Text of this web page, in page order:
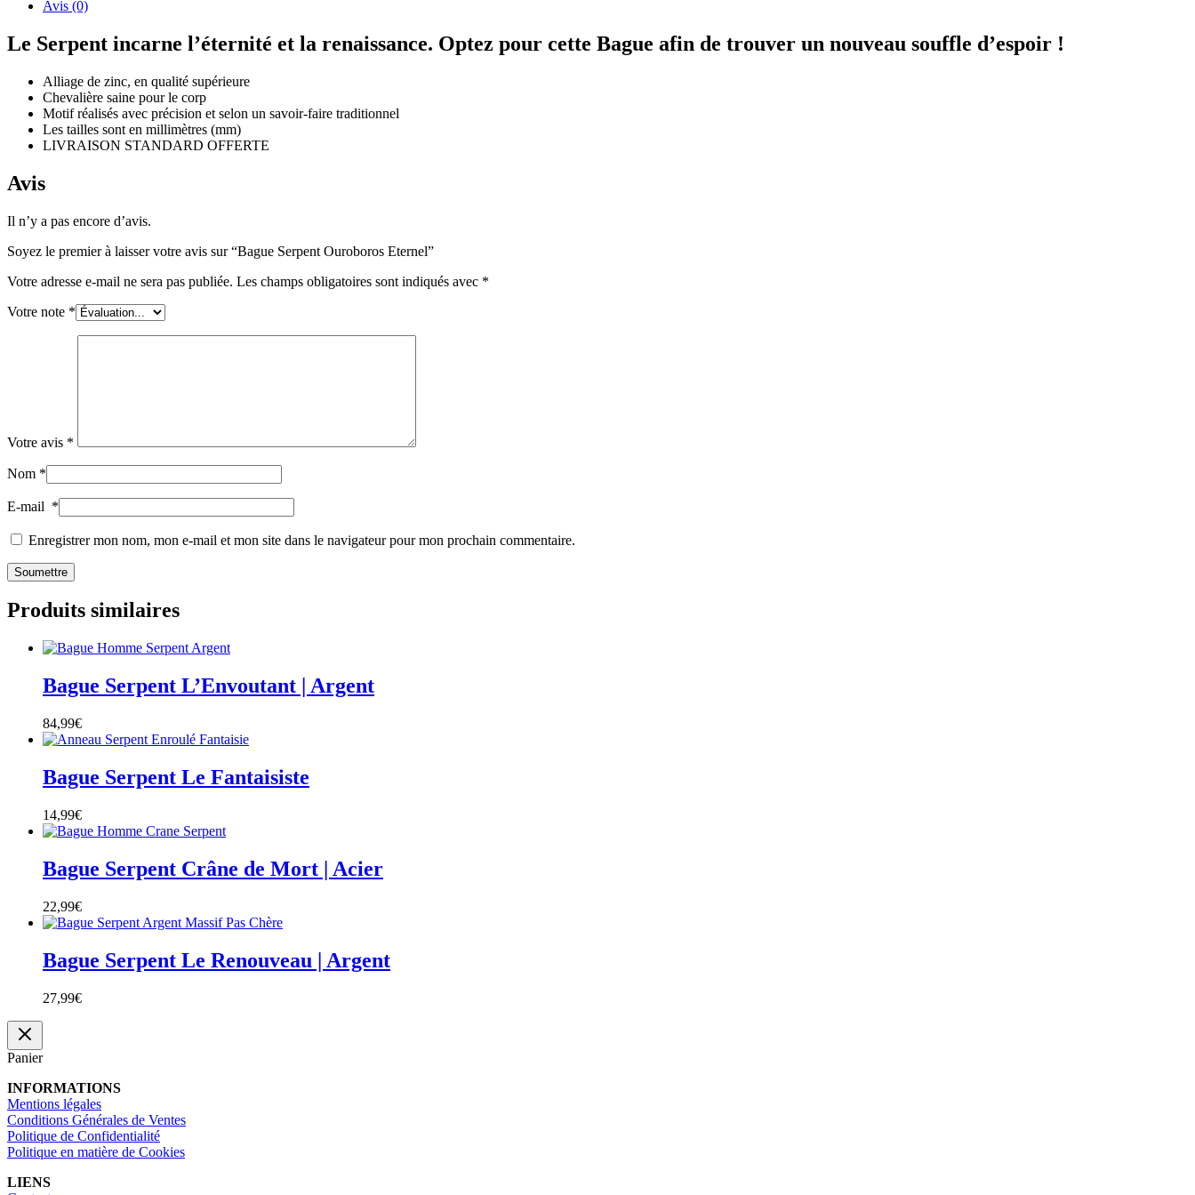
Avis (0)
Le Serpent incarne l’éternité et la renaissance. Optez pour cette Bague afin de trouver un nouveau souffle d’espoir !
Alliage de zinc, en qualité supérieure
Chevalière saine pour le corp
Motif réalisés avec précision et selon un savoir-faire traditionnel
Les tailles sont en millimètres (mm)
LIVRAISON STANDARD OFFERTE
Avis
Il n’y a pas encore d’avis.
Soyez le premier à laisser votre avis sur “Bague Serpent Ouroboros Eternel”
Votre adresse e-mail ne sera pas publiée. Les champs obligatoires sont indiqués avec *
Votre note *
Votre avis *
Nom *
E-mail *
Enregistrer mon nom, mon e-mail et mon site dans le navigateur pour mon prochain commentaire.
Produits similaires
Bague Serpent L’Envoutant | Argent
84,99€
Bague Serpent Le Fantaisiste
14,99€
Bague Serpent Crâne de Mort | Acier
22,99€
Bague Serpent Le Renouveau | Argent
27,99€
Panier
INFORMATIONS
Mentions légales
Conditions Générales de Ventes
Politique de Confidentialité
Politique en matière de Cookies
LIENS